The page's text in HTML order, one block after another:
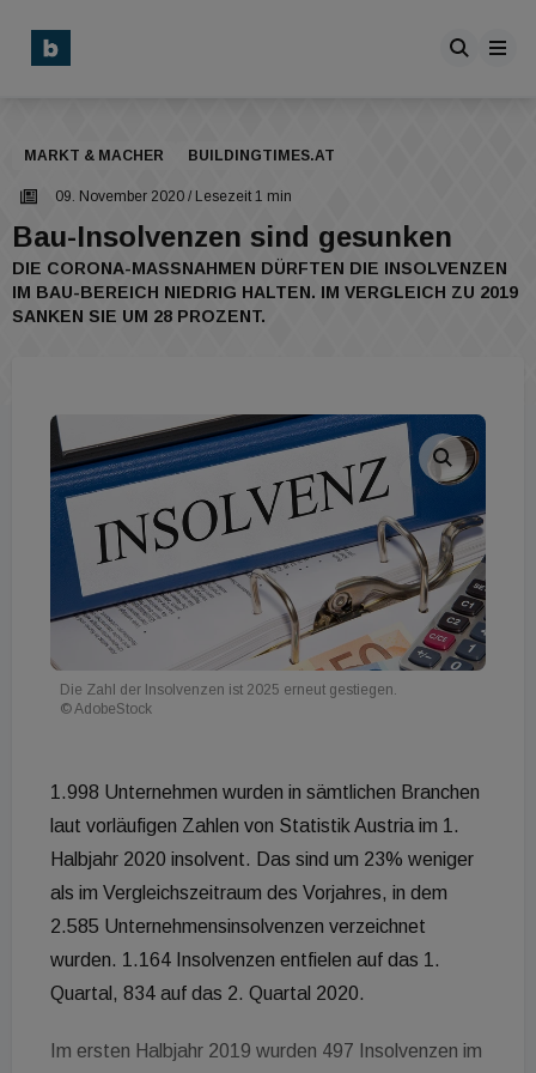
MARKT & MACHER BUILDINGTIMES.AT
09. November 2020 / Lesezeit 1 min
Bau-Insolvenzen sind gesunken
DIE CORONA-MASSNAHMEN DÜRFTEN DIE INSOLVENZEN I
M BAU-BEREICH NIEDRIG HALTEN. IM VERGLEICH ZU 2019 S
ANKEN SIE UM 28 PROZENT.
Die Zahl der Insolvenzen ist 2025 erneut gestiegen.
© AdobeStock
1.998 Unternehmen wurden in sämtlichen Branchen
laut vorläufigen Zahlen von Statistik Austria im 1.
Halbjahr 2020 insolvent. Das sind um 23% weniger
als im Vergleichszeitraum des Vorjahres, in dem
2.585 Unternehmensinsolvenzen verzeichnet
wurden. 1.164 Insolvenzen entfielen auf das 1.
Quartal, 834 auf das 2. Quartal 2020.
Im ersten Halbjahr 2019 wurden 497 Insolvenzen im